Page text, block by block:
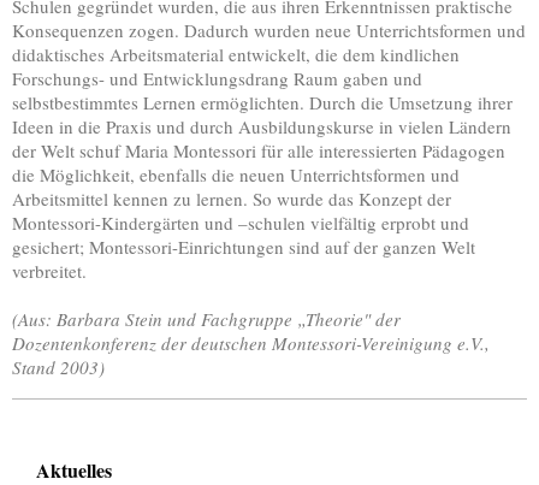
Schulen gegründet wurden, die aus ihren Erkenntnissen praktische
Konsequenzen zogen. Dadurch wurden neue Unterrichtsformen und
didaktisches Arbeitsmaterial entwickelt, die dem kindlichen
Forschungs- und Entwicklungsdrang Raum gaben und
selbstbestimmtes Lernen ermöglichten. Durch die Umsetzung ihrer
Ideen in die Praxis und durch Ausbildungskurse in vielen Ländern
der Welt schuf Maria Montessori für alle interessierten Pädagogen
die Möglichkeit, ebenfalls die neuen Unterrichtsformen und
Arbeitsmittel kennen zu lernen. So wurde das Konzept der
Montessori-Kindergärten und –schulen vielfältig erprobt und
gesichert; Montessori-Einrichtungen sind auf der ganzen Welt
verbreitet.
(Aus: Barbara Stein und Fachgruppe „Theorie" der
Dozentenkonferenz der deutschen Montessori-Vereinigung e.V.,
Stand 2003)
Aktuelles